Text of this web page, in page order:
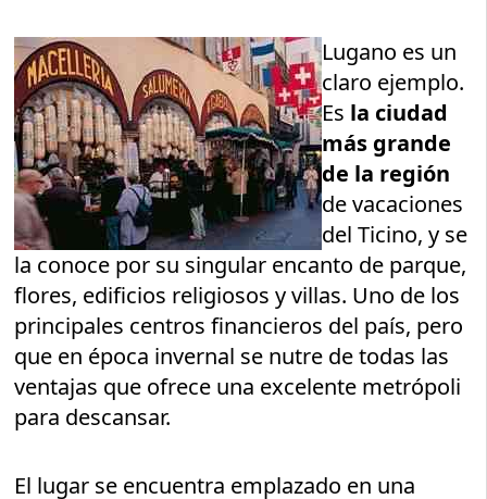
Lugano es un
claro ejemplo.
Es la ciudad
más grande
de la región
de vacaciones
del Ticino, y se
la conoce por su singular encanto de parque,
flores, edificios religiosos y villas. Uno de los
principales centros financieros del país, pero
que en época invernal se nutre de todas las
ventajas que ofrece una excelente metrópoli
para descansar.
El lugar se encuentra emplazado en una